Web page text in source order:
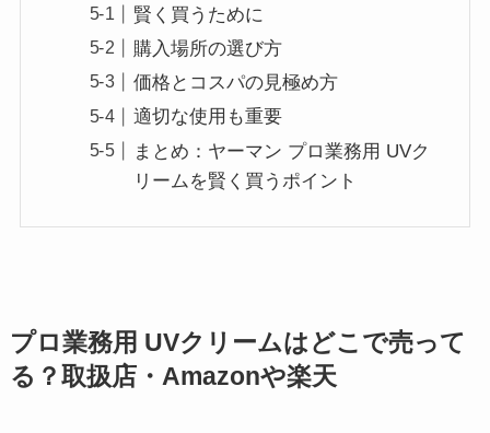
賢く買うために
購入場所の選び方
価格とコスパの見極め方
適切な使用も重要
まとめ：ヤーマン プロ業務用 UVク
リームを賢く買うポイント
プロ業務用 UVクリームはどこで売って
る？取扱店・Amazonや楽天